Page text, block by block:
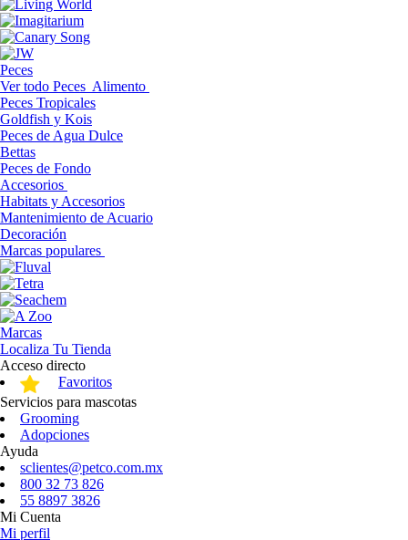
Peces
Ver todo Peces Alimento
Peces Tropicales
Goldfish y Kois
Peces de Agua Dulce
Bettas
Peces de Fondo
Accesorios
Habitats y Accesorios
Mantenimiento de Acuario
Decoración
Marcas populares
Marcas
Localiza Tu Tienda
Acceso directo
Favoritos
Servicios para mascotas
Grooming
Adopciones
Ayuda
sclientes@petco.com.mx
800 32 73 826
55 8897 3826
Mi Cuenta
Mi perfil